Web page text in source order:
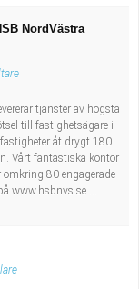
NordVästra
tjänster av högsta
till fastighetsägare i
åt drygt 180
Vårt fantastiska kontor
80 engagerade
www.hsbnvs.se ...